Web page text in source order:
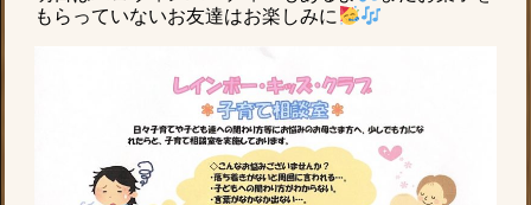
もらっていないお友達はお楽しみに